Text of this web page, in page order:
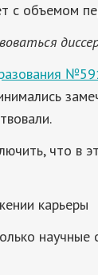
с объемом
что в
карьеры